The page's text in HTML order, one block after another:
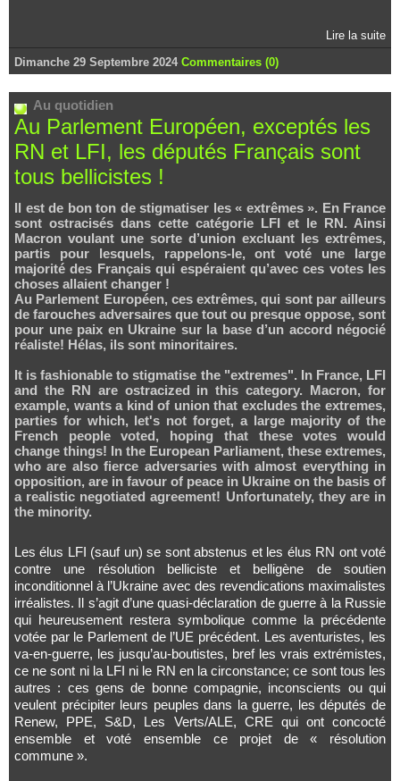
Lire la suite
Dimanche 29 Septembre 2024 Commentaires (0)
Au quotidien
Au Parlement Européen, exceptés les
RN et LFI, les députés Français sont
tous bellicistes !
Il est de bon ton de stigmatiser les « extrêmes ». En France
sont ostracisés dans cette catégorie LFI et le RN. Ainsi
Macron voulant une sorte d’union excluant les extrêmes,
partis pour lesquels, rappelons-le, ont voté une large
majorité des Français qui espéraient qu’avec ces votes les
choses allaient changer !
Au Parlement Européen, ces extrêmes, qui sont par ailleurs
de farouches adversaires que tout ou presque oppose, sont
pour une paix en Ukraine sur la base d’un accord négocié
réaliste! Hélas, ils sont minoritaires.
It is fashionable to stigmatise the "extremes". In France, LFI
and the RN are ostracized in this category. Macron, for
example, wants a kind of union that excludes the extremes,
parties for which, let's not forget, a large majority of the
French people voted, hoping that these votes would
change things! In the European Parliament, these extremes,
who are also fierce adversaries with almost everything in
opposition, are in favour of peace in Ukraine on the basis of
a realistic negotiated agreement! Unfortunately, they are in
the minority.
Les élus LFI (sauf un) se sont abstenus et les élus RN ont voté
contre une résolution belliciste et belligène de soutien
inconditionnel à l’Ukraine avec des revendications maximalistes
irréalistes. Il s’agit d’une quasi-déclaration de guerre à la Russie
qui heureusement restera symbolique comme la précédente
votée par le Parlement de l’UE précédent. Les aventuristes, les
va-en-guerre, les jusqu’au-boutistes, bref les vrais extrémistes,
ce ne sont ni la LFI ni le RN en la circonstance; ce sont tous les
autres : ces gens de bonne compagnie, inconscients ou qui
veulent précipiter leurs peuples dans la guerre, les députés de
Renew, PPE, S&D, Les Verts/ALE, CRE qui ont concocté
ensemble et voté ensemble ce projet de « résolution
commune ».